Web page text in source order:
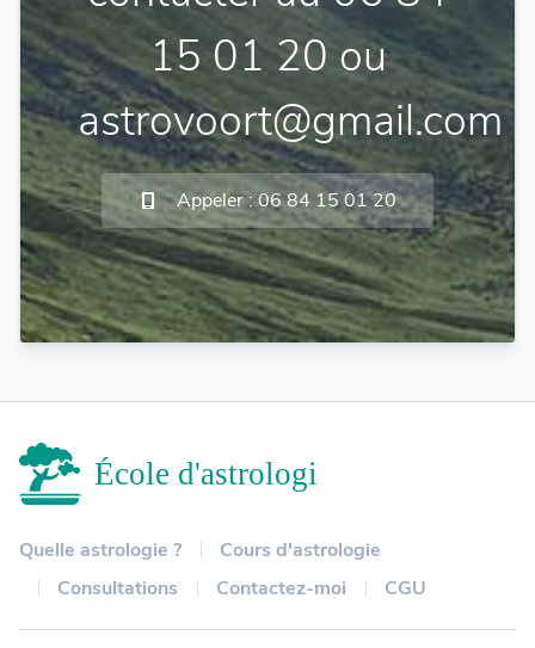
15 01 20 ou
astrovoort@gmail.com
Appeler : 06 84 15 01 20
École d'astrologie d'Enghien
Quelle astrologie ?
Cours d'astrologie
Consultations
Contactez-moi CGU